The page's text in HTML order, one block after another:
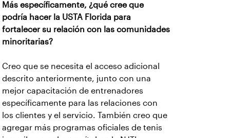
Más específicamente, ¿qué cree que
podría hacer la USTA Florida para
fortalecer su relación con las comunidades
minoritarias?
Creo que se necesita el acceso adicional
descrito anteriormente, junto con una
mejor capacitación de entrenadores
específicamente para las relaciones con
los clientes y el servicio. También creo que
agregar más programas oficiales de tenis